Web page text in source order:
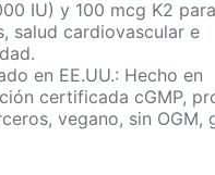
IU) y 100 mcg K2
salud cardiovascular e
en EE.UU.: Hecho en
certificada cGMP,
vegano, sin OGM,